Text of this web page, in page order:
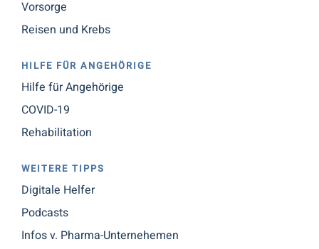
Vorsorge
Reisen und Krebs
HILFE FÜR ANGEHÖRIGE
Hilfe für Angehörige
COVID-19
Rehabilitation
WEITERE TIPPS
Digitale Helfer
Podcasts
Infos v. Pharma-Unternehemen